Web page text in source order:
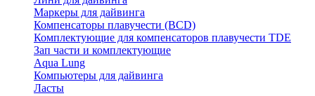
Маркеры для дайвинга
Компенсаторы плавучести (BCD)
Комплектующие для компенсаторов плавучести TDE
Зап части и комплектующие
Aqua Lung
Компьютеры для дайвинга
Ласты